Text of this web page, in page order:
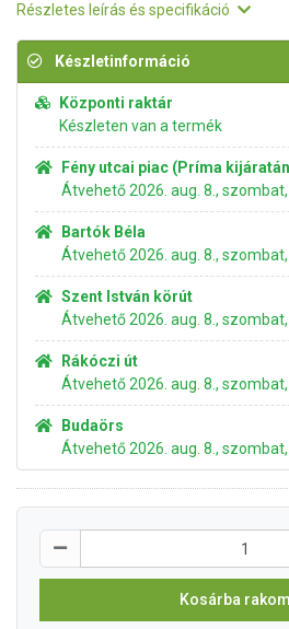
Részletes leírás és specifikáció
Készletinformáció
Központi raktár
Készleten van a termék
Fény utcai piac (Príma
Átvehető 2026. aug. 8.,
Bartók Béla
Átvehető 2026. aug. 8.,
Szent István körút
Átvehető 2026. aug. 8.,
Rákóczi út
Átvehető 2026. aug. 8.,
Budaörs
Átvehető 2026. aug. 8.,
Kosárba rakom